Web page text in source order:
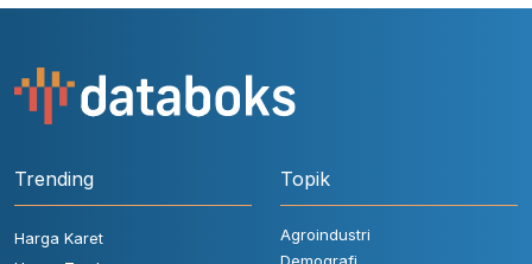
Trending
Harga Karet
Topik
Agroindustri
Demografi